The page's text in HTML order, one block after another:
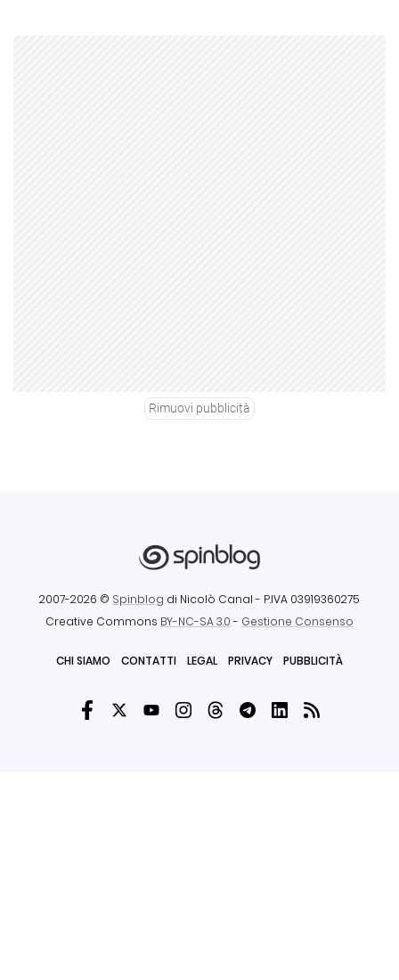
Rimuovi pubblicità
2007-2026 © Spinblog di Nicolò Canal - P.IVA 03919360275
Creative Commons BY-NC-SA 3.0- Gestione Consenso
CHI SIAMO CONTATTI LEGAL PRIVACY PUBBLICITÀ